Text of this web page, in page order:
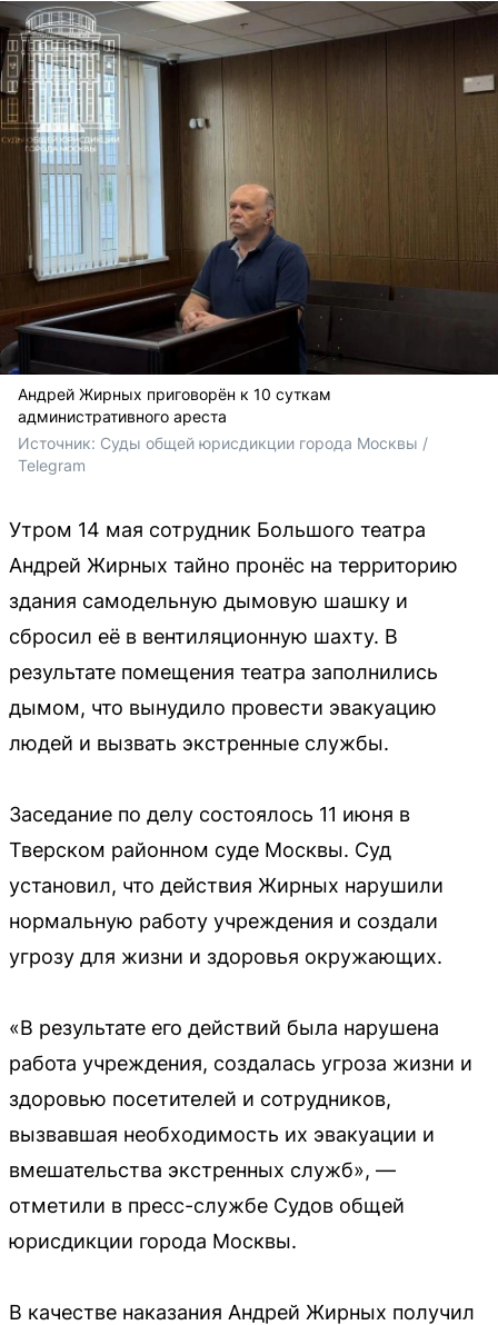
Андрей Жирных приговорён к 10 суткам
административного ареста
Источник: Суды общей юрисдикции города Москвы /
Telegram
Утром 14 мая сотрудник Большого театра
Андрей Жирных тайно пронёс на территорию
здания самодельную дымовую шашку и
сбросил её в вентиляционную шахту. В
результате помещения театра заполнились
дымом, что вынудило провести эвакуацию
людей и вызвать экстренные службы.
Заседание по делу состоялось 11 июня в
Тверском районном суде Москвы. Суд
установил, что действия Жирных нарушили
нормальную работу учреждения и создали
угрозу для жизни и здоровья окружающих.
«В результате его действий была нарушена
работа учреждения, создалась угроза жизни и
здоровью посетителей и сотрудников,
вызвавшая необходимость их эвакуации и
вмешательства экстренных служб», —
отметили в пресс-службе Судов общей
юрисдикции города Москвы.
В качестве наказания Андрей Жирных получил